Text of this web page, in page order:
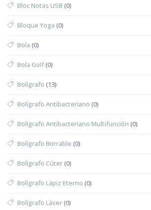
Bloc Notas USB (0)
Bloque Yoga (0)
Bola (0)
Bola Golf(0)
Bolígrafo (13)
Bolígrafo Antibacteriano (0)
Bolígrafo Antibacteriano Multifunción (0)
Bolígrafo Borrable (0)
Bolígrafo Cúter(0)
Bolígrafo Lápiz Eterno (0)
Bolígrafo Láser(0)